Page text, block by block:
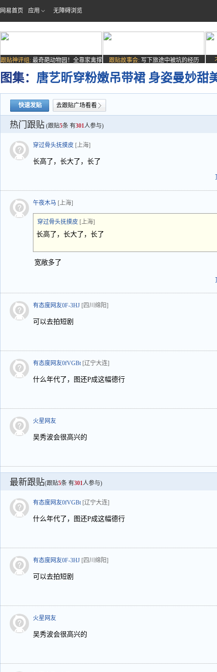
网易首页 应用 无障碍浏览
跟贴神评组: 最奇葩动物园！全靠家禽撑
场子
跟贴故事会: 写下旅途中被坑的经历
图集： 唐艺昕穿粉嫩吊带裙 身姿曼妙甜
快速发贴 去跟贴广场看看
热门跟贴 (跟贴5条 有301人参与)
穿过骨头抚摸皮 [上海]
长高了，长大了，长了
午夜木马 [上海]
穿过骨头抚摸皮 [上海]
长高了，长大了，长了
宽敞多了
有态度网友0F-3HJ [四川绵阳]
可以去拍短剧
有态度网友0fVGBt [辽宁大连]
什么年代了，图还P成这幅德行
火星网友
吴秀波会很高兴的
最新跟贴(跟贴5条 有301人参与)
有态度网友0fVGBt [辽宁大连]
什么年代了，图还P成这幅德行
有态度网友0F-3HJ [四川绵阳]
可以去拍短剧
火星网友
吴秀波会很高兴的